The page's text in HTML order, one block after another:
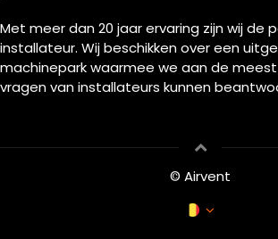
Met meer dan 20 jaar ervaring zijn wij de
installateur. Wij beschikken over een
machinepark waarmee we aan de
vragen van installateurs kunnen
© Airvent